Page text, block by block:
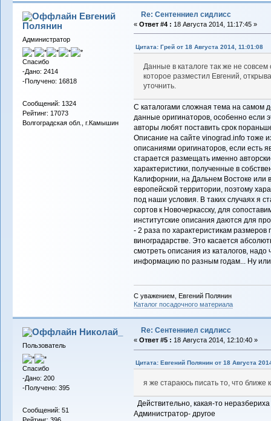
Евгений
Полянин
Администратор
Спасибо
-Дано: 2414
-Получено: 16818
Сообщений: 1324
Рейтинг: 17073
Волгоградская обл., г.Камышин
Re: Сентенниел сидлисс
« Ответ #4 : 18 Августа 2014, 11:17:45 »
Цитата: Грей от 18 Августа 2014, 11:01:08
Данные в каталоге так же не
которое разместил Евгений,
уточнить.
С каталогами сложная тема на самом
данные оригинаторов, особенно если
авторы любят поставить срок
Описание на сайте vinograd.info тоже
описаниями оригинаторов, если есть
старается размещать именно
характеристики, полученные в
Калифорнии, на Дальнем Востоке или
европейской территории, поэтому
под наши условия. В таких случаях я
сортов к Новочеркасску, для
институтские описания даются для
- 2 раза по характеристикам размеров
виноградарстве. Это касается
смотреть описания из каталогов,
информацию по разным годам... Ну
С уважением, Евгений Полянин
Каталог посадочного материала
Николай_
Пользователь
Спасибо
-Дано: 200
-Получено: 395
Сообщений: 51
Re: Сентенниел сидлисс
« Ответ #5 : 18 Августа 2014, 12:10:40 »
Цитата: Евгений Полянин от 18 Августа
я же стараюсь писать то, что ближе
Действительно, какая-то
Администратор- другое